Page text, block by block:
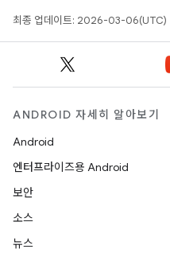
최종 업데이트: 2026-03-06(UTC)
ANDROID 자세히 알아보기
Android
엔터프라이즈용 Android
보안
소스
뉴스